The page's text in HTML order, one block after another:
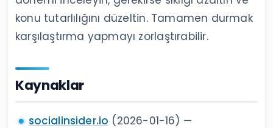
tam listesini sunmaz. Parola isteyen üçüncü
taraf uygulamaları kullanmayın.
kaybını önler?
Herkes için geçerli bir günlük sayı yoktur.
Devam ettirebildiğiniz bir sıklık seçin;